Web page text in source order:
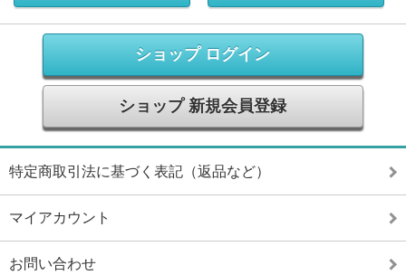
ショップ ログイン
ショップ 新規会員登録
特定商取引法に基づく表記（返品など）
マイアカウント
お問い合わせ